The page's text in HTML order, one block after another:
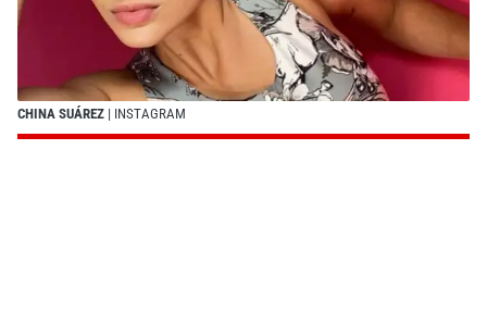
CHINA SUÁREZ | INSTAGRAM